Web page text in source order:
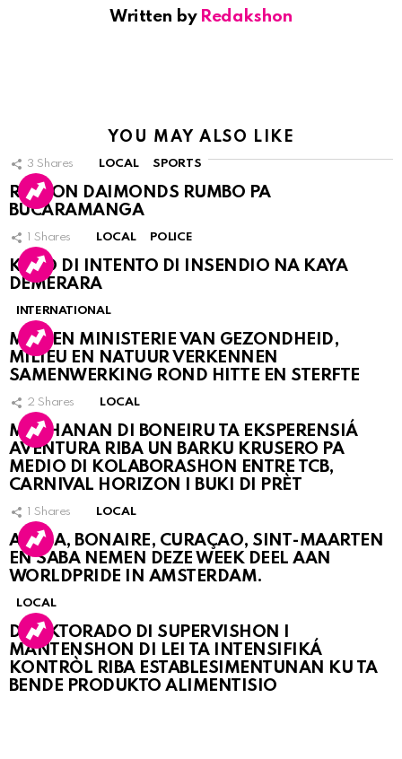
Written by Redakshon
YOU MAY ALSO LIKE
3 Shares LOCAL SPORTS
RINCON DAIMONDS RUMBO PA
BUCARAMANGA
1 Shares LOCAL POLICE
KASO DI INTENTO DI INSENDIO NA KAYA
DEMERARA
INTERNATIONAL
MDC EN MINISTERIE VAN GEZONDHEID,
MILIEU EN NATUUR VERKENNEN
SAMENWERKING ROND HITTE EN STERFTE
2 Shares LOCAL
MUCHANAN DI BONEIRU TA EKSPERENSIÁ
AVENTURA RIBA UN BARKU KRUSERO PA
MEDIO DI KOLABORASHON ENTRE TCB,
CARNIVAL HORIZON I BUKI DI PRÈT
1 Shares LOCAL
ARUBA, BONAIRE, CURAÇAO, SINT-MAARTEN
EN SABA NEMEN DEZE WEEK DEEL AAN
WORLDPRIDE IN AMSTERDAM.
LOCAL
DIREKTORADO DI SUPERVISHON I
MANTENSHON DI LEI TA INTENSIFIKÁ
KONTRÒL RIBA ESTABLESIMENTUNAN KU TA
BENDE PRODUKTO ALIMENTISIO